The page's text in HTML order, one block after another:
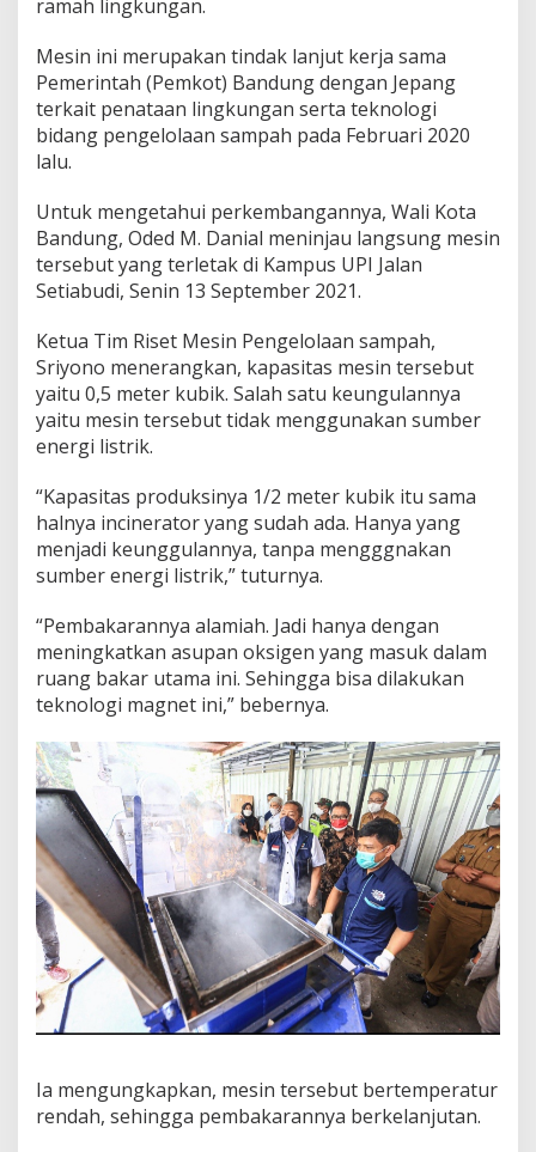
o
o
g
i
M
e
S
a
m
p
R
a
m
a
n
g
k
n
a
n
ramah lingkungan.
Mesin ini merupakan tindak lanjut kerja sama
Pemerintah (Pemkot) Bandung dengan Jepang
terkait penataan lingkungan serta teknologi
bidang pengelolaan sampah pada Februari 2020
lalu.
Untuk mengetahui perkembangannya, Wali Kota
Bandung, Oded M. Danial meninjau langsung mesin
tersebut yang terletak di Kampus UPI Jalan
Setiabudi, Senin 13 September 2021.
Ketua Tim Riset Mesin Pengelolaan sampah,
Sriyono menerangkan, kapasitas mesin tersebut
yaitu 0,5 meter kubik. Salah satu keungulannya
yaitu mesin tersebut tidak menggunakan sumber
energi listrik.
“Kapasitas produksinya 1/2 meter kubik itu sama
halnya incinerator yang sudah ada. Hanya yang
menjadi keunggulannya, tanpa mengggnakan
sumber energi listrik,” tuturnya.
“Pembakarannya alamiah. Jadi hanya dengan
meningkatkan asupan oksigen yang masuk dalam
ruang bakar utama ini. Sehingga bisa dilakukan
teknologi magnet ini,” bebernya.
Ia mengungkapkan, mesin tersebut bertemperatur
rendah, sehingga pembakarannya berkelanjutan.